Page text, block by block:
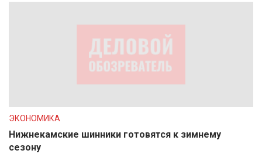
ЭКОНОМИКА
Нижнекамские шинники готовятся к зимнему
сезону